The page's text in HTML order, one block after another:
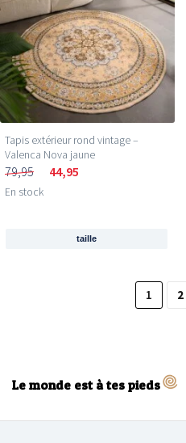
Tapis extérieur rond vintage –
Valenca Nova jaune
79,95 44,95
En stock
taille
1 2
Le monde est à tes pieds